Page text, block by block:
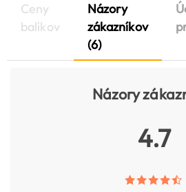
Ceny
balíkov
Názory
zákazníkov
(6)
Názory
4.7